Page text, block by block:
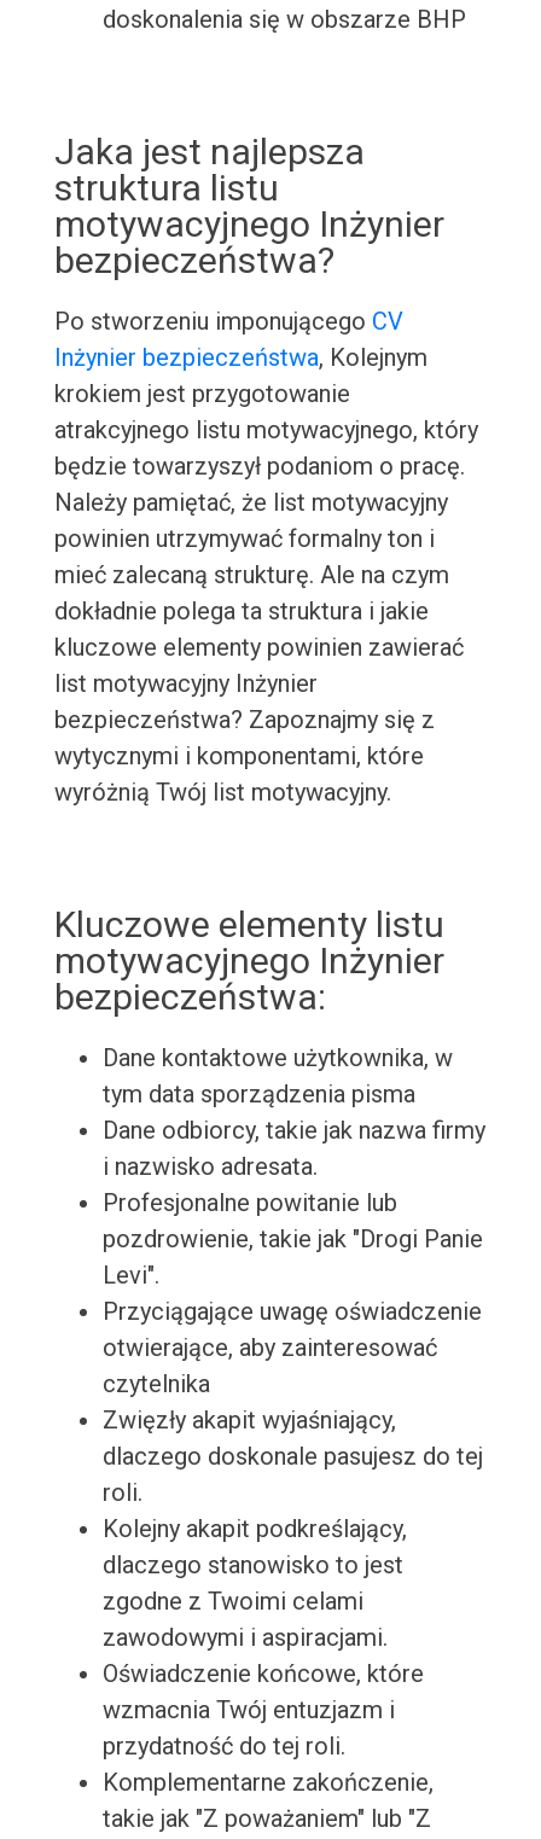
doskonalenia się w obszarze BHP
Jaka jest najlepsza
struktura listu
motywacyjnego Inżynier
bezpieczeństwa?
Po stworzeniu imponującego CV
Inżynier bezpieczeństwa, Kolejnym
krokiem jest przygotowanie
atrakcyjnego listu motywacyjnego, który
będzie towarzyszył podaniom o pracę.
Należy pamiętać, że list motywacyjny
powinien utrzymywać formalny ton i
mieć zalecaną strukturę. Ale na czym
dokładnie polega ta struktura i jakie
kluczowe elementy powinien zawierać
list motywacyjny Inżynier
bezpieczeństwa? Zapoznajmy się z
wytycznymi i komponentami, które
wyróżnią Twój list motywacyjny.
Kluczowe elementy listu
motywacyjnego Inżynier
bezpieczeństwa:
Dane kontaktowe użytkownika, w
tym data sporządzenia pisma
Dane odbiorcy, takie jak nazwa firmy
i nazwisko adresata.
Profesjonalne powitanie lub
pozdrowienie, takie jak "Drogi Panie
Levi".
Przyciągające uwagę oświadczenie
otwierające, aby zainteresować
czytelnika
Zwięzły akapit wyjaśniający,
dlaczego doskonale pasujesz do tej
roli.
Kolejny akapit podkreślający,
dlaczego stanowisko to jest
zgodne z Twoimi celami
zawodowymi i aspiracjami.
Oświadczenie końcowe, które
wzmacnia Twój entuzjazm i
przydatność do tej roli.
Komplementarne zakończenie,
takie jak "Z poważaniem" lub "Z